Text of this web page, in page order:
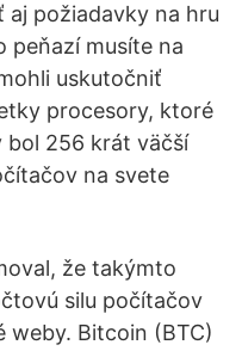
aj požiadavky na hru
peňazí musíte na
uskutočniť
procesory, ktoré
256 krát väčší
na svete
že takýmto
silu počítačov
weby. Bitcoin (BTC)